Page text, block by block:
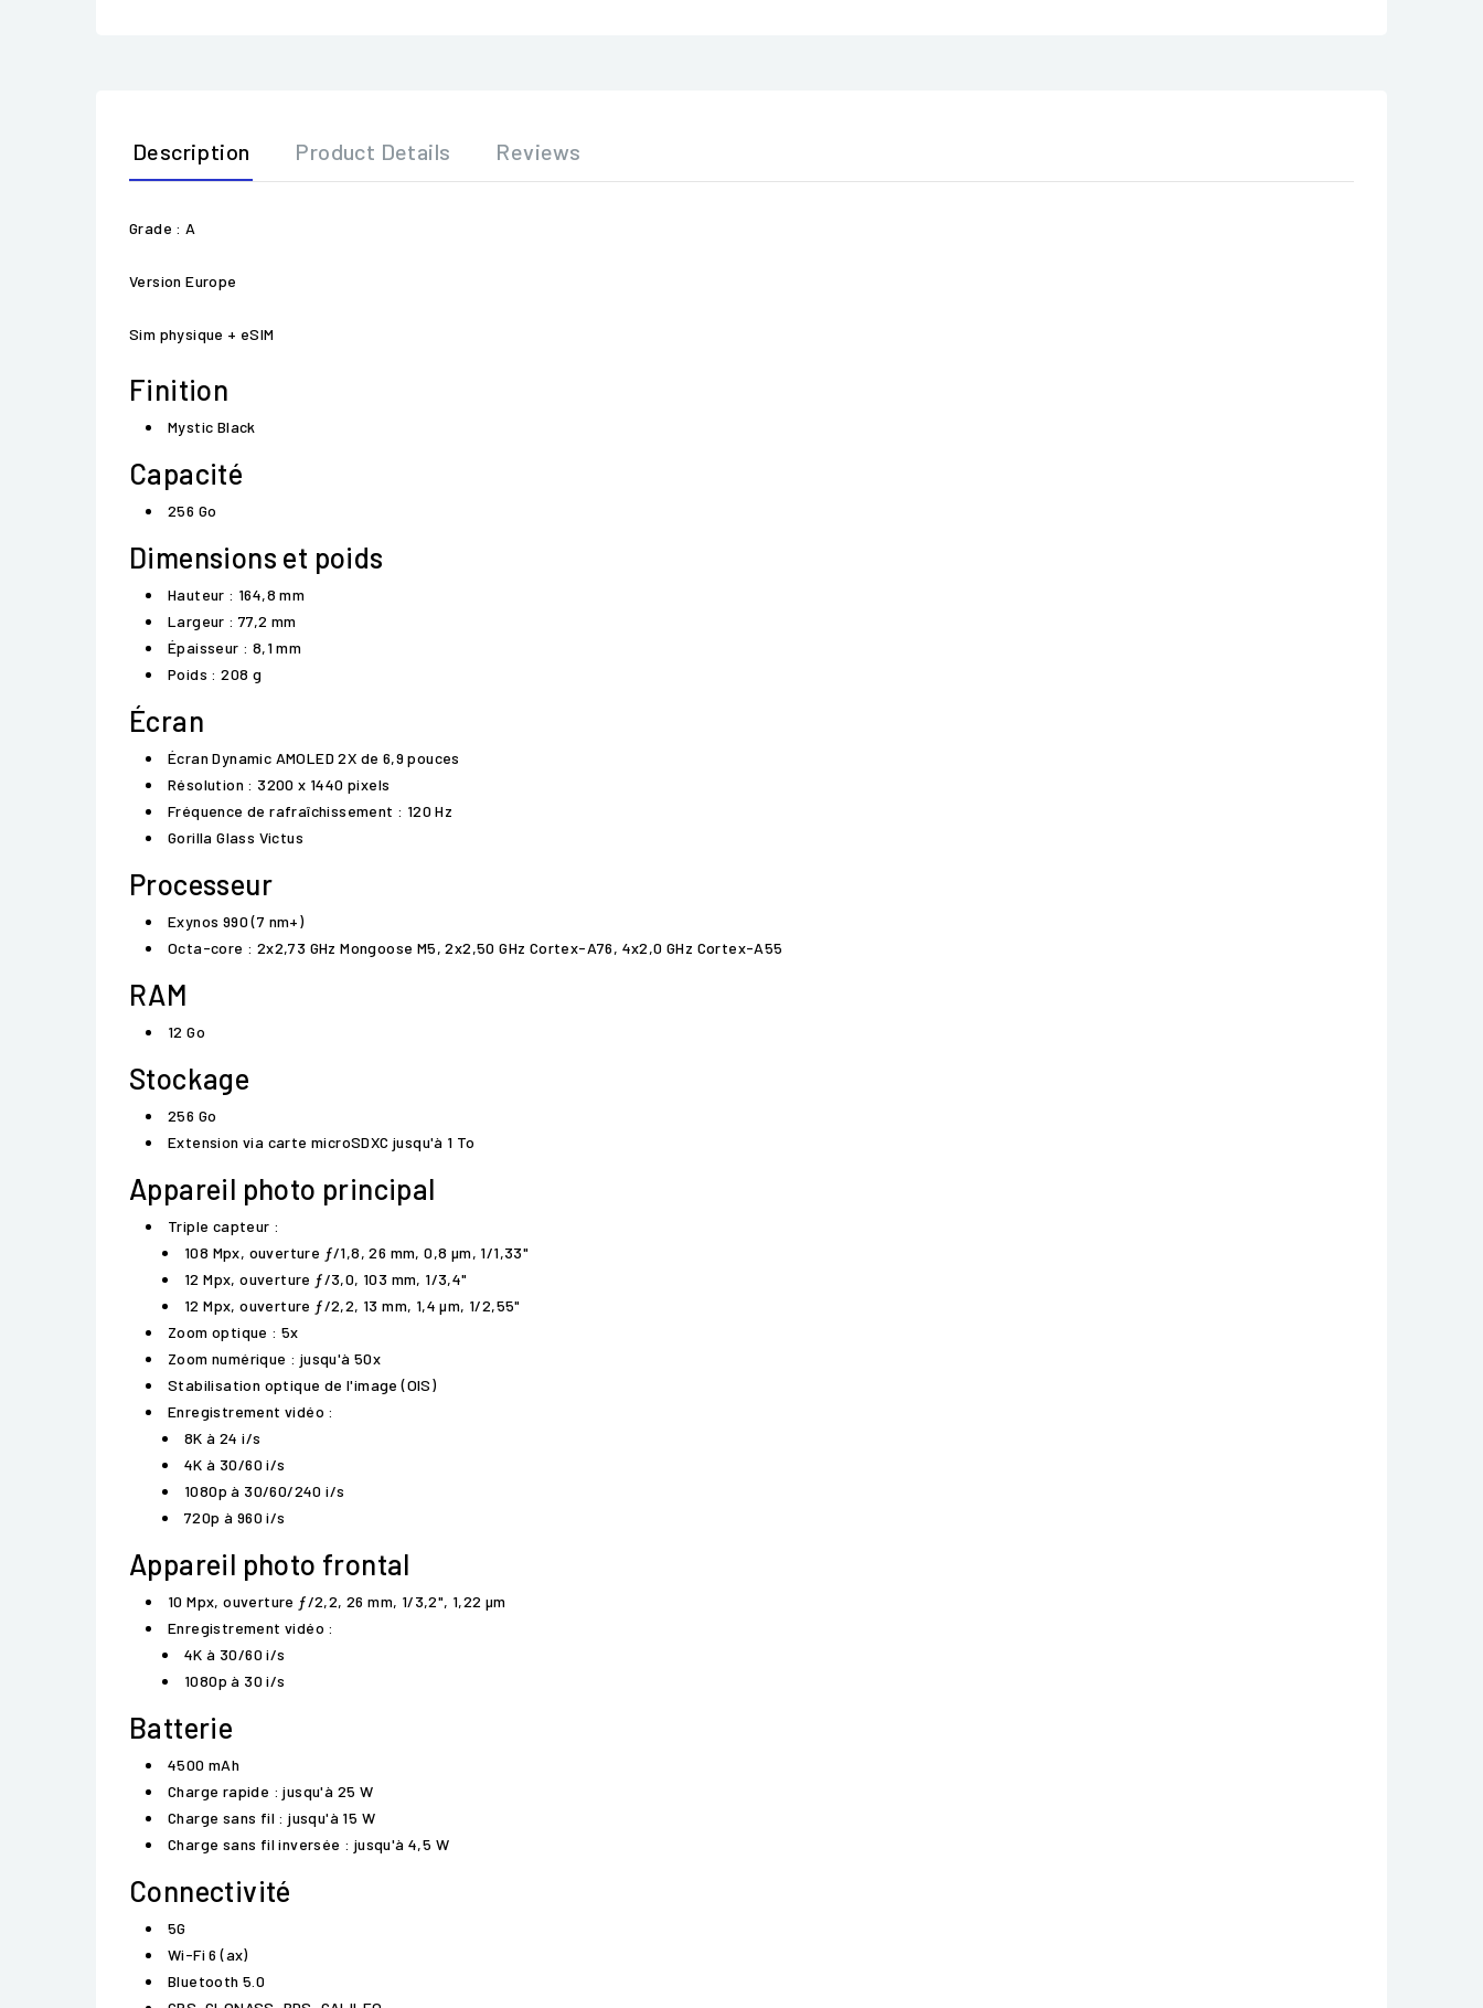
Description Product Details Reviews
Grade : A
Version Europe
Sim physique + eSIM
Finition
Mystic Black
Capacité
256 Go
Dimensions et poids
Hauteur : 164,8 mm
Largeur : 77,2 mm
Épaisseur : 8,1 mm
Poids : 208 g
Écran
Écran Dynamic AMOLED 2X de 6,9 pouces
Résolution : 3200 x 1440 pixels
Fréquence de rafraîchissement : 120 Hz
Gorilla Glass Victus
Processeur
Exynos 990 (7 nm+)
Octa-core : 2x2,73 GHz Mongoose M5, 2x2,50 GHz Cortex-A76, 4x2,0 GHz Cortex-A55
RAM
12 Go
Stockage
256 Go
Extension via carte microSDXC jusqu'à 1 To
Appareil photo principal
Triple capteur :
108 Mpx, ouverture ƒ/1,8, 26 mm, 0,8 µm, 1/1,33"
12 Mpx, ouverture ƒ/3,0, 103 mm, 1/3,4"
12 Mpx, ouverture ƒ/2,2, 13 mm, 1,4 µm, 1/2,55"
Zoom optique : 5x
Zoom numérique : jusqu'à 50x
Stabilisation optique de l'image (OIS)
Enregistrement vidéo :
8K à 24 i/s
4K à 30/60 i/s
1080p à 30/60/240 i/s
720p à 960 i/s
Appareil photo frontal
10 Mpx, ouverture ƒ/2,2, 26 mm, 1/3,2", 1,22 µm
Enregistrement vidéo :
4K à 30/60 i/s
1080p à 30 i/s
Batterie
4500 mAh
Charge rapide : jusqu'à 25 W
Charge sans fil : jusqu'à 15 W
Charge sans fil inversée : jusqu'à 4,5 W
Connectivité
5G
Wi-Fi 6 (ax)
Bluetooth 5.0